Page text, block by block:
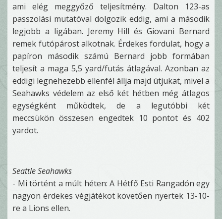
ami elég meggyőző teljesítmény. Dalton 123-as
passzolási mutatóval dolgozik eddig, ami a második
legjobb a ligában. Jeremy Hill és Giovani Bernard
remek futópárost alkotnak. Érdekes fordulat, hogy a
papíron második számú Bernard jobb formában
teljesít a maga 5,5 yard/futás átlagával. Azonban az
eddigi legnehezebb ellenfél állja majd útjukat, mivel a
Seahawks védelem az első két hétben még átlagos
egységként működtek, de a legutóbbi két
meccsükön összesen engedtek 10 pontot és 402
yardot.
Seattle Seahawks
- Mi történt a múlt héten: A Hétfő Esti Rangadón egy
nagyon érdekes végjátékot követően nyertek 13-10-
re a Lions ellen.